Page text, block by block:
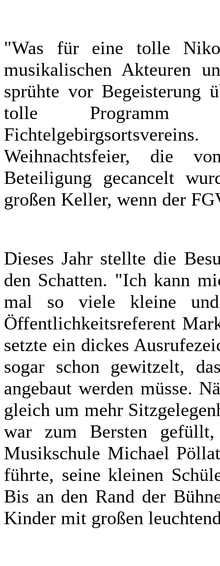
"Was für eine tolle
musikalischen Akteuren
sprühte vor Begeisterung
tolle Programm
Weihnachtsfeier, die
Beteiligung gecancelt
großen Keller, wenn der
Dieses Jahr stellte die
den Schatten. "Ich kann
mal so viele kleine
Öffentlichkeitsreferent
setzte ein dickes
sogar schon gewitzelt,
angebaut werden müsse.
gleich um mehr
war zum Bersten
Musikschule Michael
führte, seine kleinen
Bis an den Rand der
Kinder mit großen